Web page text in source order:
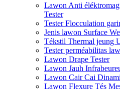
Lawon Anti
Tester
Tester Flocculation
Jenis lawon Surface
Tékstil Thermal jeung
Tester perméabilitas
Lawon Drape Tester
Lawon Jauh
Lawon Cair Cai
Lawon Flexure Tés